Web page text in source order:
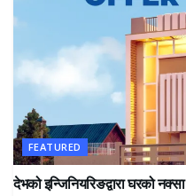
FEATURED
देभको इन्जिनियरिङद्वारा घरको